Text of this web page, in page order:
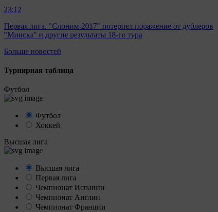
23:12
Первая лига. "Слоним-2017" потерпел поражение от дублеров
"Минска" и другие результаты 18-го тура
Больше новостей
Турнирная таблица
Футбол
Футбол
Хоккей
Высшая лига
Высшая лига
Первая лига
Чемпионат Испании
Чемпионат Англии
Чемпионат Франции